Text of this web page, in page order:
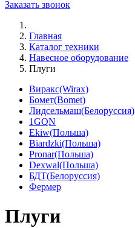
Заказать звонок
Главная
Каталог техники
Навесное оборудование
Плуги
Виракс(Wirax)
Бомет(Bomet)
Лидсельмаш(Белоруссия)
1GQN
Ekiw(Польша)
Biardzki(Польша)
Pronar(Польша)
Dexwal(Польша)
БДТ(Белоруссия)
Фермер
Плуги